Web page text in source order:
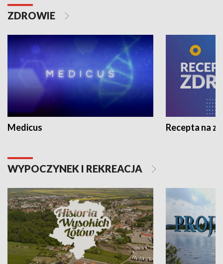
ZDROWIE
Medicus Recepta na
WYPOCZYNEK I REKREACJA